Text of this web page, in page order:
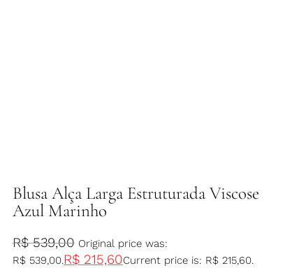
Blusa Alça Larga Estruturada Viscose
Azul Marinho
R$539,00 Original price was:
R$ 539,00.R$ 215,60Current price is: R$ 215,60.